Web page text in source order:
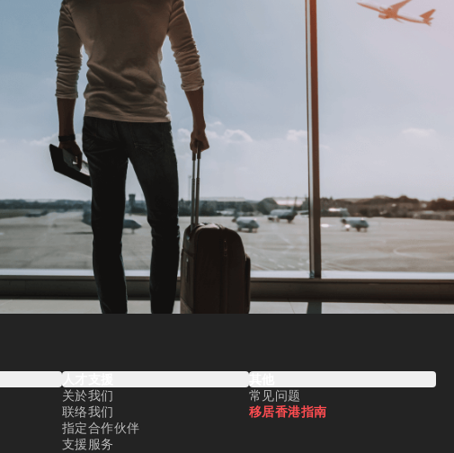
人才支援
关於我们
联络我们
指定合作伙伴
支援服务
其他
常见问题
移居香港指南